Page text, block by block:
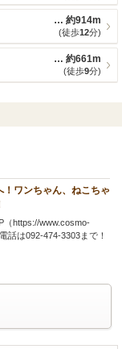
約914m
(徒歩12分)
約661m
(徒歩9分)
ワンちゃん、ねこちゃ
（https://www.cosmo-
話は092-474-3303まで！